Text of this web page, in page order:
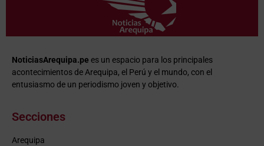
NoticiasArequipa.pe es un espacio para los principales
acontecimientos de Arequipa, el Perú y el mundo, con el
entusiasmo de un periodismo joven y objetivo.
Secciones
Arequipa